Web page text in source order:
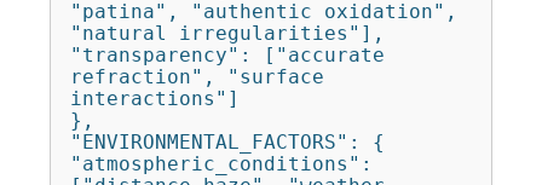
"patina", "authentic oxidation",
"natural irregularities"],
"transparency": ["accurate
refraction", "surface
interactions"]
},
"ENVIRONMENTAL_FACTORS": {
"atmospheric_conditions":